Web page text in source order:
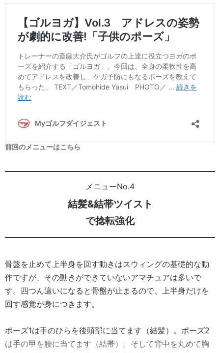
前回のメニューはこちら
メニューNo.4
結髪&結帯ツイスト
で捻転強化
骨盤を止めて上半身を回す動きはスウィングの基礎的な動
作ですが、その動きができていないアマチュアは多いで
す。四つん這いになると骨盤が止まるので、上半身だけを
回す感覚が身につきます。
ポーズ1は手のひらを後頭部に当てます（結髪）。ポーズ2
は手の甲を腰に当てます（結帯）。そして背中を丸めて胸